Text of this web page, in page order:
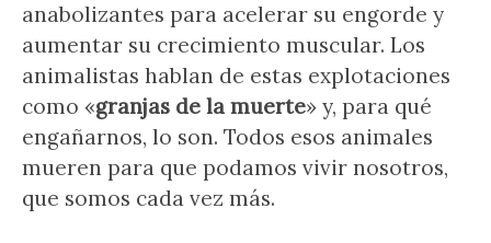
anabolizantes para acelerar su engorde y
aumentar su crecimiento muscular. Los
animalistas hablan de estas explotaciones
como «granjas de la muerte» y, para qué
engañarnos, lo son. Todos esos animales
mueren para que podamos vivir nosotros,
que somos cada vez más.